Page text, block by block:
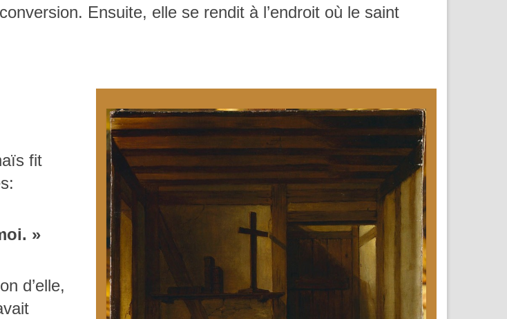
Ensuite, elle se rendit à l’endroit où le saint
fit
»
d’elle,